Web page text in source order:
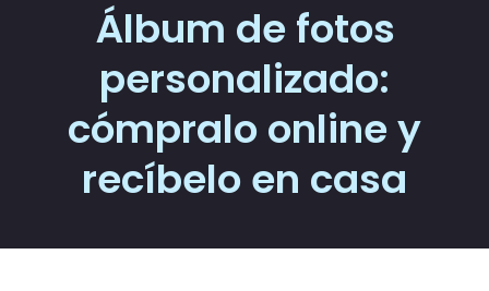
Álbum de fotos
personalizado:
cómpralo online y
recíbelo en casa